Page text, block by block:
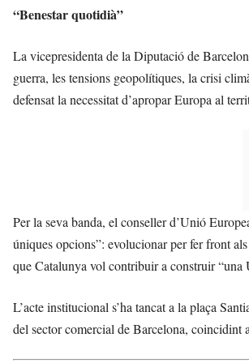
“Benestar quotidià”
La vicepresidenta de la Diputació de
guerra, les tensions geopolítiques, la crisi
defensat la necessitat d’apropar Europa al
Per la seva banda, el conseller d’Unió
úniques opcions”: evolucionar per fer front
que Catalunya vol contribuir a construir
L’acte institucional s’ha tancat a la plaça
del sector comercial de Barcelona, coincidint